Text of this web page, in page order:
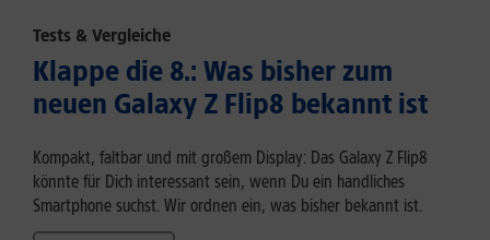
Tests & Vergleiche
Klappe die 8.: Was bisher zum
neuen Galaxy Z Flip8 bekannt ist
Kompakt, faltbar und mit großem Display: Das Galaxy Z Flip8
könnte für Dich interessant sein, wenn Du ein handliches
Smartphone suchst. Wir ordnen ein, was bisher bekannt ist.